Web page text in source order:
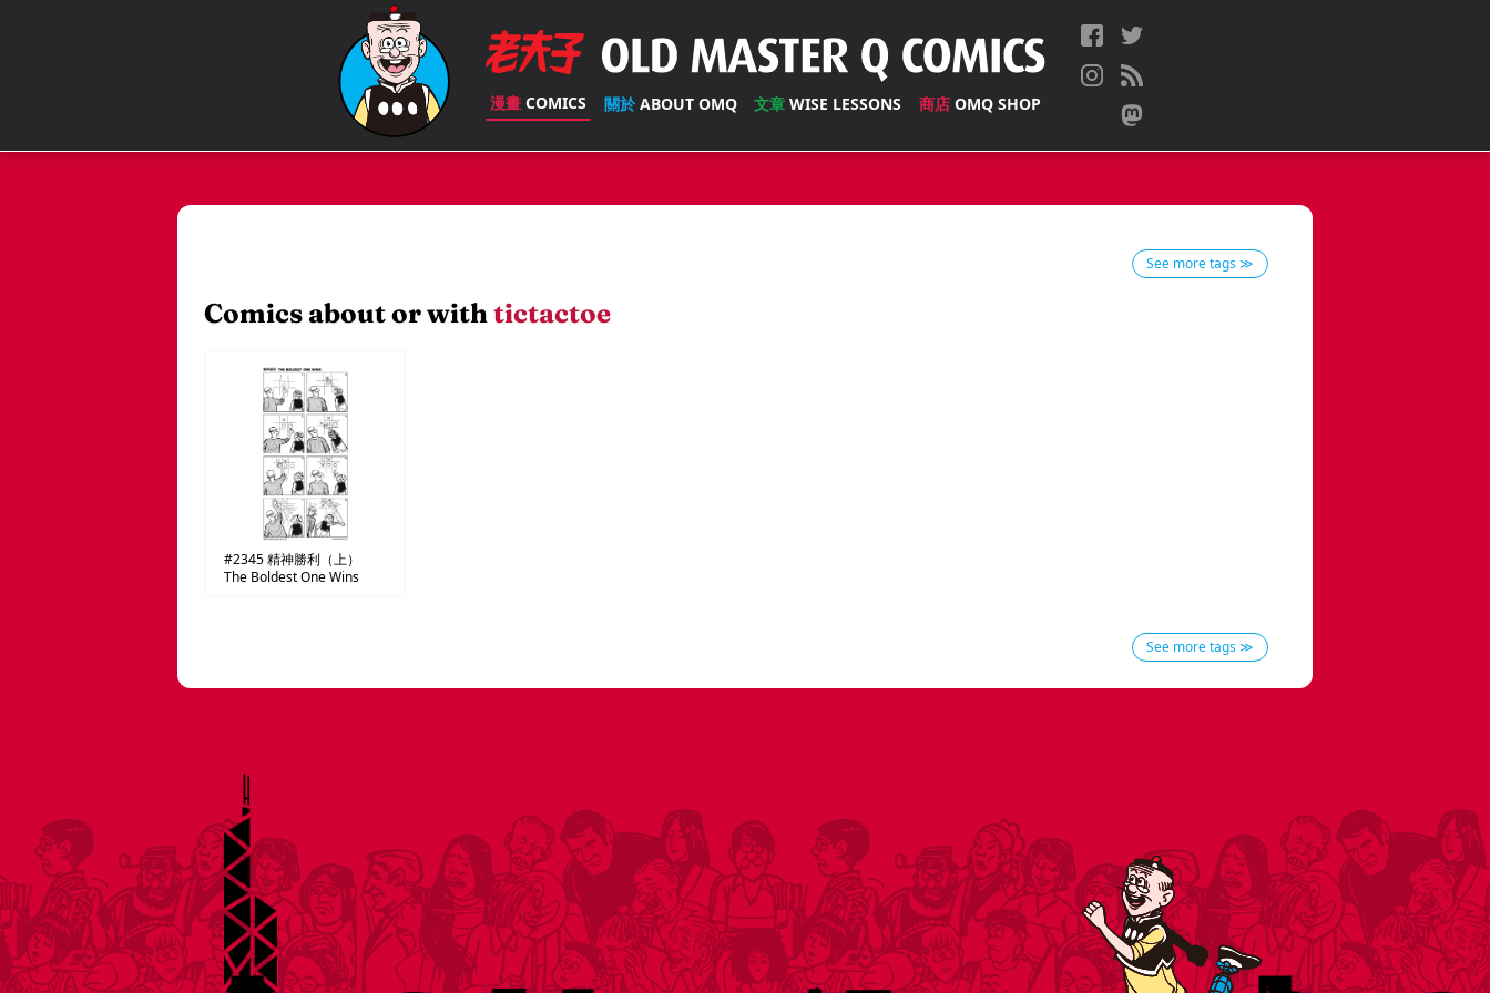
漫畫COMICS 關於ABOUT OMQ 文章WISE LESSONS 商店 OMQ SHOP
See more tags ≫
Comics about or withtictactoe
#2345精神勝利（上）
The Boldest One Wins
See more tags ≫